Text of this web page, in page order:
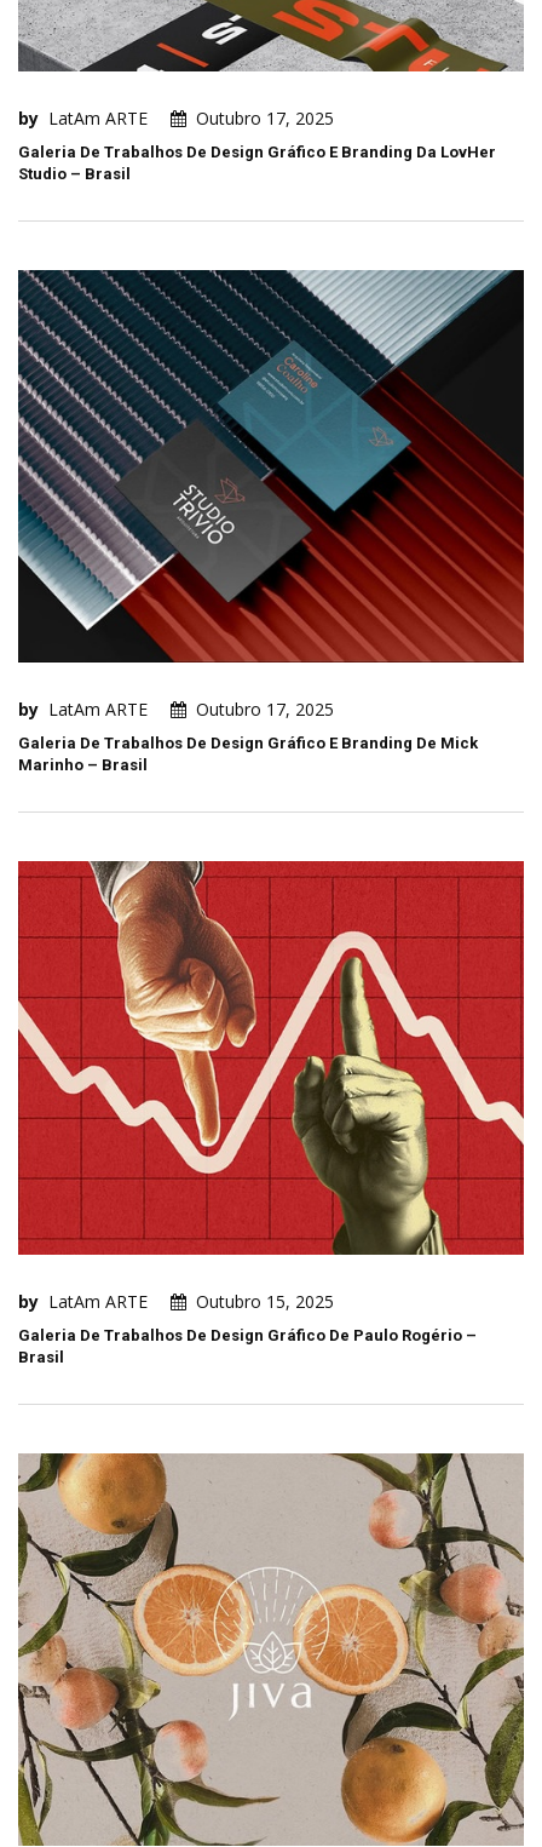
by LatAm ARTE Outubro 17, 2025
Galeria De Trabalhos De Design Gráfico E Branding Da LovHer
Studio – Brasil
by LatAm ARTE Outubro 17, 2025
Galeria De Trabalhos De Design Gráfico E Branding De Mick
Marinho – Brasil
by LatAm ARTE Outubro 15, 2025
Galeria De Trabalhos De Design Gráfico De Paulo Rogério –
Brasil